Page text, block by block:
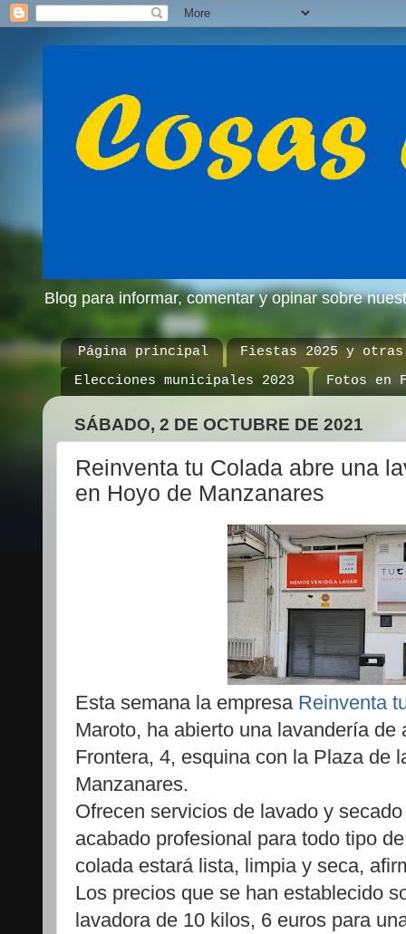
Blog para informar, comentar y opinar sobre
Página principal
Fiestas 2025 y otras
Elecciones municipales 2023
Fotos en
SÁBADO, 2 DE OCTUBRE DE 2021
Reinventa tu Colada abre una
en Hoyo de Manzanares
Esta semana la empresa Reinventa
Maroto, ha abierto una lavandería
Frontera, 4, esquina con la Plaza de
Manzanares.
Ofrecen servicios de lavado y
acabado profesional para todo tipo
colada estará lista, limpia y seca,
Los precios que se han establecido
lavadora de 10 kilos, 6 euros para